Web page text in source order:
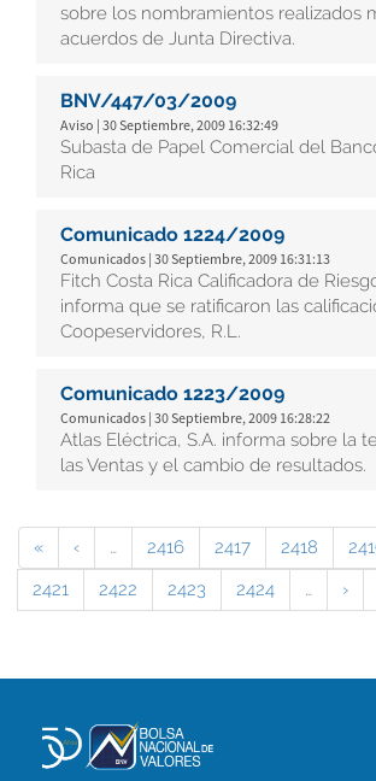
sobre los nombramientos realizados
acuerdos de Junta Directiva.
BNV/447/03/2009
Aviso | 30 Septiembre, 2009 16:32:49
Subasta de Papel Comercial del
Rica
Comunicado 1224/2009
Comunicados | 30 Septiembre, 2009 16:31:13
Fitch Costa Rica Calificadora de
informa que se ratificaron las
Coopeservidores, R.L.
Comunicado 1223/2009
Comunicados | 30 Septiembre, 2009 16:28:22
Atlas Eléctrica, S.A. informa sobre la
las Ventas y el cambio de resultados.
« ‹ … 2416 2417 2418
2421
2422 2423 2424 … ›